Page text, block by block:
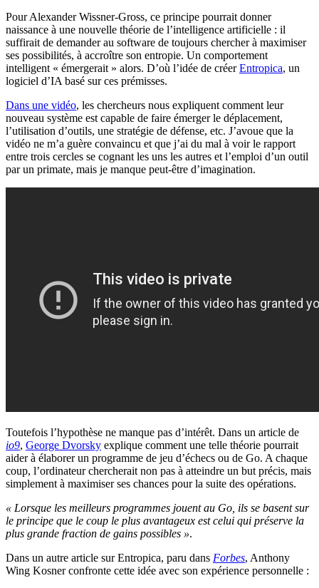
Pour Alexander Wissner-Gross, ce principe pourrait donner
naissance à une nouvelle théorie de l’intelligence artificielle : il
suffirait de demander au software de toujours chercher à maximiser
ses possibilités, à accroître son entropie. Un comportement
intelligent « émergerait » alors. D’où l’idée de créerEntropica, un
logiciel d’IA basé sur ces prémisses.
Dans une vidéo, les chercheurs nous expliquent comment leur
nouveau système est capable de faire émerger le déplacement,
l’utilisation d’outils, une stratégie de défense, etc. J’avoue que la
vidéo ne m’a guère convaincu et que j’ai du mal à voir le rapport
entre trois cercles se cognant les uns les autres et l’emploi d’un outil
par un primate, mais je manque peut-être d’imagination.
Toutefois l’hypothèse ne manque pas d’intérêt. Dans un article de
io9, George Dvorsky explique comment une telle théorie pourrait
aider à élaborer un programme de jeu d’échecs ou de Go. A chaque
coup, l’ordinateur chercherait non pas à atteindre un but précis, mais
simplement à maximiser ses chances pour la suite des opérations.
« Lorsque les meilleurs programmes jouent au Go, ils se basent sur
le principe que le coup le plus avantageux est celui qui préserve la
plus grande fraction de gains possibles ».
Dans un autre article sur Entropica, paru dans Forbes, Anthony
Wing Kosner confronte cette idée avec son expérience personnelle :